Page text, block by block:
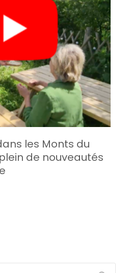
les Monts du
de nouveautés